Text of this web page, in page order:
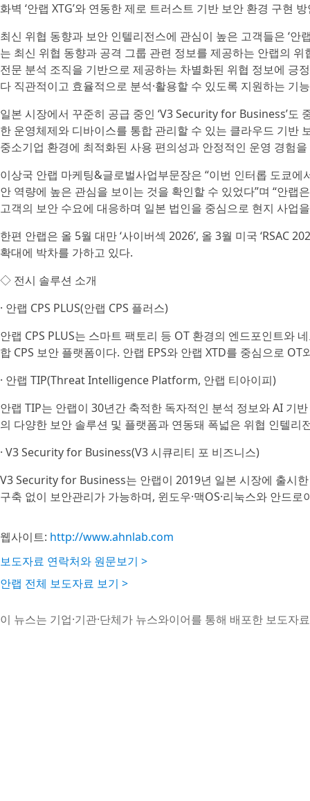
화벽 ‘안랩 XTG’와 연동한 제로 트러스트 기반 보안 환경 구현
최신 위협 동향과 보안 인텔리전스에 관심이 높은 고객들은 ‘안
는 최신 위협 동향과 공격 그룹 관련 정보를 제공하는 안랩의
전문 분석 조직을 기반으로 제공하는 차별화된 위협 정보에 긍
다 직관적이고 효율적으로 분석·활용할 수 있도록 지원하는 기
일본 시장에서 꾸준히 공급 중인 ‘V3 Security for Business’도
한 운영체제와 디바이스를 통합 관리할 수 있는 클라우드 기반
중소기업 환경에 최적화된 사용 편의성과 안정적인 운영 경험
이상국 안랩 마케팅&글로벌사업부문장은 “이번 인터롭 도쿄
안 역량에 높은 관심을 보이는 것을 확인할 수 있었다”며 “안
고객의 보안 수요에 대응하며 일본 법인을 중심으로 현지 사업
한편 안랩은 올 5월 대만 ‘사이버섹 2026’, 올 3월 미국 ‘RSAC
확대에 박차를 가하고 있다.
◇ 전시 솔루션 소개
· 안랩 CPS PLUS(안랩 CPS 플러스)
안랩 CPS PLUS는 스마트 팩토리 등 OT 환경의 엔드포인트와
합 CPS 보안 플랫폼이다. 안랩 EPS와 안랩 XTD를 중심으로
· 안랩 TIP(Threat Intelligence Platform, 안랩 티아이피)
안랩 TIP는 안랩이 30년간 축적한 독자적인 분석 정보와 AI 기
의 다양한 보안 솔루션 및 플랫폼과 연동돼 폭넓은 위협 인텔
· V3 Security for Business(V3 시큐리티 포 비즈니스)
V3 Security for Business는 안랩이 2019년 일본 시장에 출시
구축 없이 보안관리가 가능하며, 윈도우·맥OS·리눅스와 안드
웹사이트: http://www.ahnlab.com
보도자료 연락처와 원문보기 >
안랩 전체 보도자료 보기 >
이 뉴스는 기업·기관·단체가 뉴스와이어를 통해 배포한 보도자